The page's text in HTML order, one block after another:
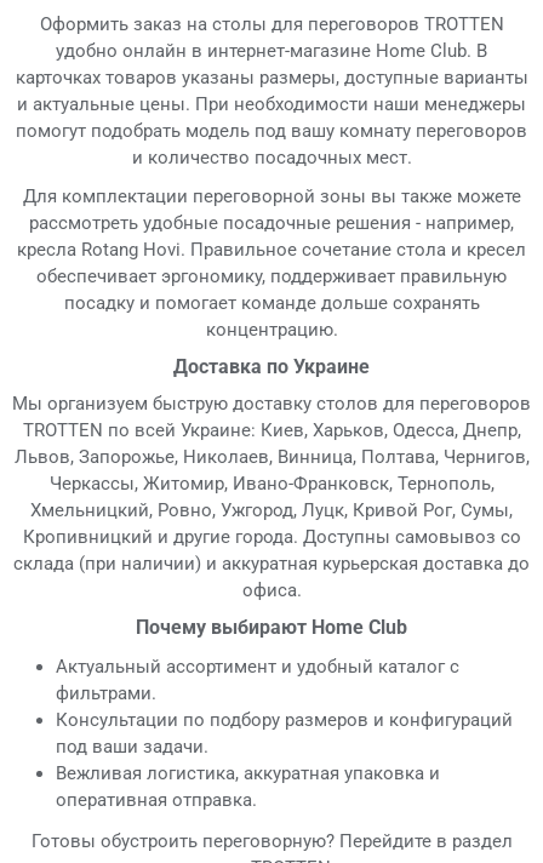
Оформить заказ на столы для переговоров TROTTEN
удобно онлайн в интернет-магазине Home Club. В
карточках товаров указаны размеры, доступные варианты
и актуальные цены. При необходимости наши менеджеры
помогут подобрать модель под вашу комнату переговоров
и количество посадочных мест.
Для комплектации переговорной зоны вы также можете
рассмотреть удобные посадочные решения - например,
кресла Rotang Hovi. Правильное сочетание стола и кресел
обеспечивает эргономику, поддерживает правильную
посадку и помогает команде дольше сохранять
концентрацию.
Доставка по Украине
Мы организуем быструю доставку столов для переговоров
TROTTEN по всей Украине: Киев, Харьков, Одесса, Днепр,
Львов, Запорожье, Николаев, Винница, Полтава, Чернигов,
Черкассы, Житомир, Ивано-Франковск, Тернополь,
Хмельницкий, Ровно, Ужгород, Луцк, Кривой Рог, Сумы,
Кропивницкий и другие города. Доступны самовывоз со
склада (при наличии) и аккуратная курьерская доставка до
офиса.
Почему выбирают Home Club
Актуальный ассортимент и удобный каталог с
фильтрами.
Консультации по подбору размеров и конфигураций
под ваши задачи.
Вежливая логистика, аккуратная упаковка и
оперативная отправка.
Готовы обустроить переговорную? Перейдите в раздел